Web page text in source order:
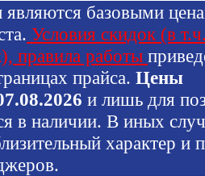
базовыми
Условия скидок (в
правила работы
прайса. Цены
и лишь для
в наличии. В иных
характер и